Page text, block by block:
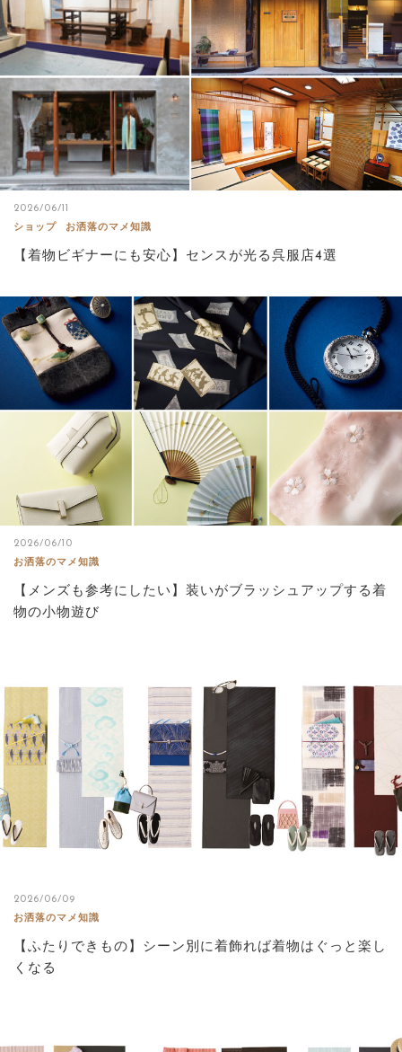
2026/06/11
ショップ
お洒落のマメ知識
【着物ビギナーにも安心】センスが光る呉服店4選
2026/06/10
お洒落のマメ知識
【メンズも参考にしたい】装いがブラッシュアップする着
物の小物遊び
2026/06/09
お洒落のマメ知識
【ふたりできもの】シーン別に着飾れば着物はぐっと楽し
くなる